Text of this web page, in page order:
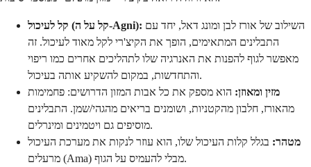
קל לעיכול (קל על ה-Agni):
התבלינים המתאימים, הופך את הקיצ'רי לקל מאוד לעיכול. זה
מאפשר לגוף להפנות את האנרגיה שלו לתהליכים אחרים כמו ריפוי
והתחדשות, במקום להשקיע אותה בעיכול.
מזין ומאוזן: הוא מספק את כל אבות המזון הדרושים: פחמימות
מהאורז, חלבון מהקטניות, ושומנים בריאים מהגהי/שמן. התבלינים
מוסיפים גם ויטמינים ומינרלים.
מטהר: בגלל קלות העיכול שלו, הוא עוזר לנקות את מערכת העיכול
מרעלים (Ama) מבלי להעמיס על הגוף.